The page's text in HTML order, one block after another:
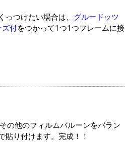
つけたい場合は、 グルードッツ
ズ付をつかって1つ1つフレームに接
の他のフィルムバルーンをバラン
貼り付けます。完成！！